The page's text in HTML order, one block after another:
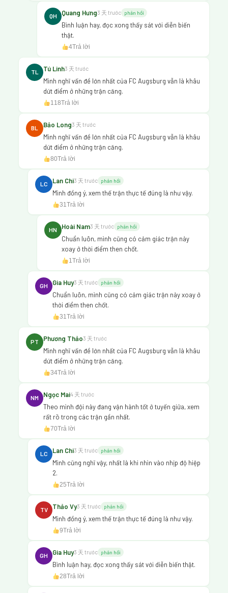
QH Quang Hưng3 天 trước phản hồi
Bình luận hay, đọc xong thấy sát với diễn biến
thật.
4Trả lời
TL Tú Linh3 天 trước
Mình nghĩ vấn đề lớn nhất của FC Augsburg vẫn là khâu
dứt điểm ở những trận căng.
118Trả lời
BL Bảo Long3 天 trước
Mình nghĩ vấn đề lớn nhất của FC Augsburg vẫn là khâu
dứt điểm ở những trận căng.
80Trả lời
LC Lan Chi3 天 trước phản hồi
Mình đồng ý, xem thế trận thực tế đúng là như vậy.
31 Trả lời
HN Hoài Nam3 天 trước phản hồi
Chuẩn luôn, mình cũng có cảm giác trận này
xoay ở thời điểm then chốt.
1 Trả lời
GH Gia Huy3 天 trước phản hồi
Chuẩn luôn, mình cũng có cảm giác trận này xoay ở
thời điểm then chốt.
31 Trả lời
PT Phương Thảo3 天 trước
Mình nghĩ vấn đề lớn nhất của FC Augsburg vẫn là khâu
dứt điểm ở những trận căng.
34Trả lời
NM Ngọc Mai4 天 trước
Theo mình đội này đang vận hành tốt ở tuyến giữa, xem
rất rõ trong các trận gần nhất.
70Trả lời
LC Lan Chi3 天 trước phản hồi
Mình cũng nghĩ vậy, nhất là khi nhìn vào nhịp độ hiệp
2.
25Trả lời
TV Thảo Vy3 天 trước phản hồi
Mình đồng ý, xem thế trận thực tế đúng là như vậy.
9Trả lời
GH Gia Huy3 天 trước phản hồi
Bình luận hay, đọc xong thấy sát với diễn biến thật.
28Trả lời